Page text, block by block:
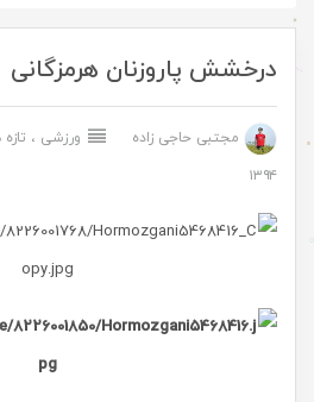
درخشش پاروزنان هرمزگانی
مجتبی حاجی زاده ورزشی ،
۱۳۹۴